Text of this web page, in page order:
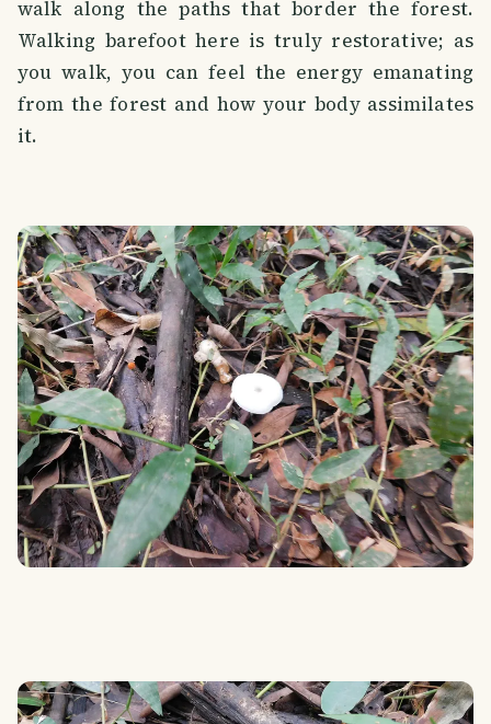
walk along the paths that border the forest.
Walking barefoot here is truly restorative; as
you walk, you can feel the energy emanating
from the forest and how your body assimilates
it.